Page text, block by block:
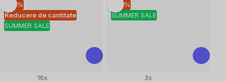
Reducere de cantitate
SUMMER SALE
–10 %
16x
SUMMER SALE
–10 %
3x